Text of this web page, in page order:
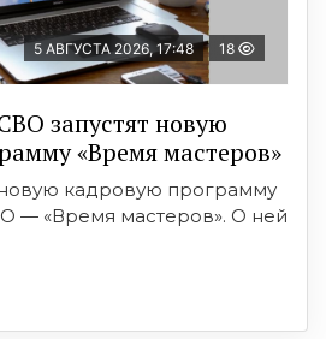
5 АВГУСТА 2026, 17:48 18
запустят новую
«Время мастеров»
кадровую программу
— «Время мастеров». О ней